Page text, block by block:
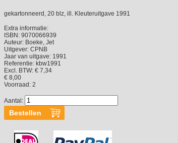
gekartonneerd, 20 blz, ill. Kleuteruitgave 1991
Extra informatie:
ISBN: 9070066939
Auteur: Boeke, Jet
Uitgever: CPNB
Jaar van uitgave: 1991
Referentie: kbw1991
Excl. BTW: € 7,34
€ 8,00
Voorraad: 2
Aantal: